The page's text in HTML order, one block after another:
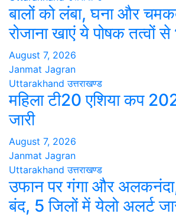
बालों को लंबा, घना और
रोजाना खाएं ये पोषक तत्वों
August 7, 2026
Janmat Jagran
Uttarakhand उत्तराखण्ड
महिला टी20 एशिया कप
जारी
August 7, 2026
Janmat Jagran
Uttarakhand उत्तराखण्ड
उफान पर गंगा और
बंद, 5 जिलों में येलो अलर्ट